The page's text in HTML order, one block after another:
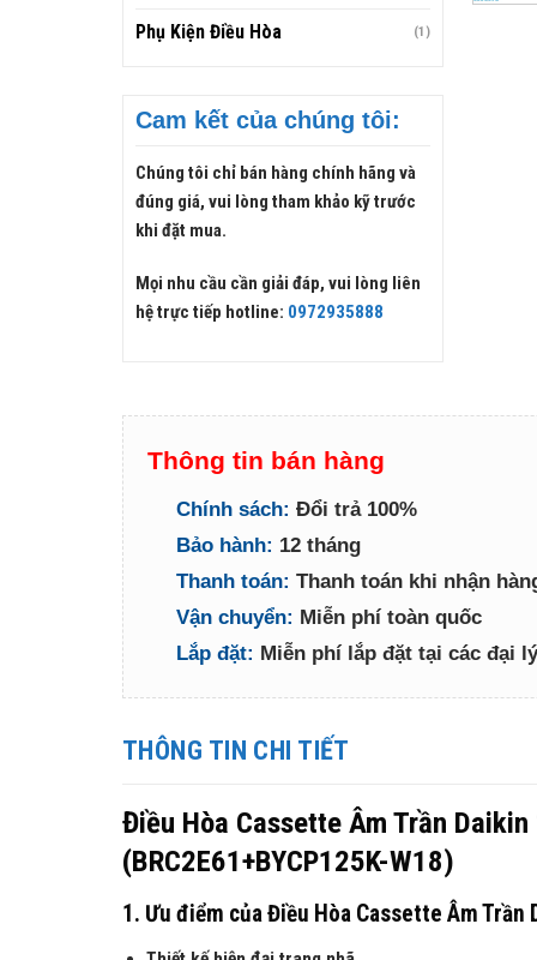
Phụ Kiện Điều Hòa (1)
Cam kết của chúng tôi:
Chúng tôi chỉ bán hàng chính hãng và
đúng giá, vui lòng tham khảo kỹ trước
khi đặt mua.
Mọi nhu cầu cần giải đáp, vui lòng liên
hệ trực tiếp hotline: 0972935888
Thông tin bán hàng
Chính sách: Đổi trả 100%
Bảo hành: 12 tháng
Thanh toán: Thanh toán khi nhận
Vận chuyển: Miễn phí toàn quốc
Lắp đặt: Miễn phí lắp đặt tại các đại
THÔNG TIN CHI TIẾT
Điều Hòa Cassette Âm Trần
(BRC2E61+BYCP125K-W18)
1. Ưu điểm của Điều Hòa Cassette Âm Trần